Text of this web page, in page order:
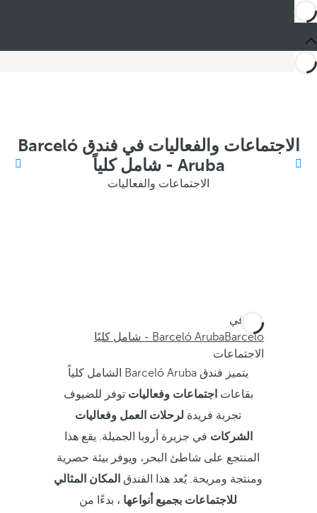
الاجتماعات والفعاليات في فندق Barceló
Aruba - شامل كلياً
الاجتماعات والفعاليات
أنت في
BarcelóBarceló Aruba - شامل كليًا
الاجتماعات
يتميز فندق Barceló Aruba الشامل كلياً
بقاعات اجتماعات وفعالياتتوفر للضيوف
تجربة فريدة لرحلات العمل وفعاليات
الشركات في جزيرة أروبا الجميلة. يقع هذا
المنتجع على شاطئ البحر، ويوفر بيئة حصرية
ومنتجة ومريحة. يُعد هذا الفندقالمكان المثالي
للاجتماعات بجميع أنواعها ، بدءًا من